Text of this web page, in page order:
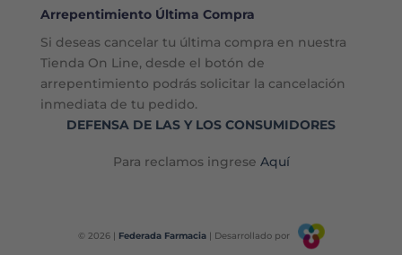
Arrepentimiento Última Compra
Si deseas cancelar tu última compra en nuestra
Tienda On Line, desde el botón de
arrepentimiento podrás solicitar la cancelación
inmediata de tu pedido.
DEFENSA DE LAS Y LOS CONSUMIDORES
Para reclamos ingrese Aquí
© 2026 | Federada Farmacia| Desarrollado por